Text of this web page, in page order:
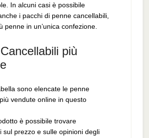
In alcuni casi è possibile
i pacchi di penne cancellabili,
penne in un’unica confezione.
più
sono elencate le penne
vendute online in questo
è possibile trovare
sul prezzo e sulle opinioni degli